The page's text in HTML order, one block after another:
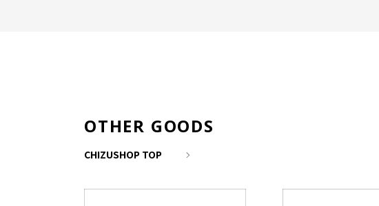
OTHER GOODS
CHIZUSHOP TOP